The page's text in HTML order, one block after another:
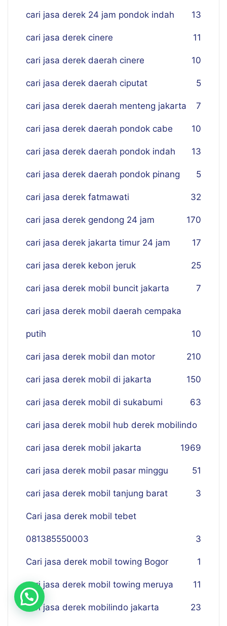
cari jasa derek 24 jam pondok indah 13
cari jasa derek cinere 11
cari jasa derek daerah cinere 10
cari jasa derek daerah ciputat 5
cari jasa derek daerah menteng jakarta 7
cari jasa derek daerah pondok cabe 10
cari jasa derek daerah pondok indah 13
cari jasa derek daerah pondok pinang 5
cari jasa derek fatmawati 32
cari jasa derek gendong 24 jam 170
cari jasa derek jakarta timur 24 jam 17
cari jasa derek kebon jeruk 25
cari jasa derek mobil buncit jakarta 7
cari jasa derek mobil daerah cempaka
putih 10
cari jasa derek mobil dan motor 210
cari jasa derek mobil di jakarta 150
cari jasa derek mobil di sukabumi 63
cari jasa derek mobil hub derek mobilindo
69
cari jasa derek mobil jakarta 19
cari jasa derek mobil pasar minggu 51
cari jasa derek mobil tanjung barat 3
Cari jasa derek mobil tebet
081385550003 3
Cari jasa derek mobil towing Bogor 1
cari jasa derek mobil towing meruya 11
cari jasa derek mobilindo jakarta 23